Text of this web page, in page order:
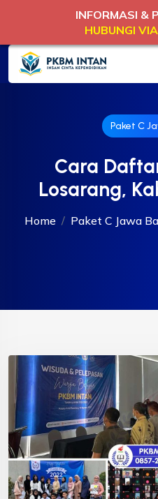
Paket C
Cara
Losarang,
Home Paket C Jawa
INFORMASI &
HUBUNGI